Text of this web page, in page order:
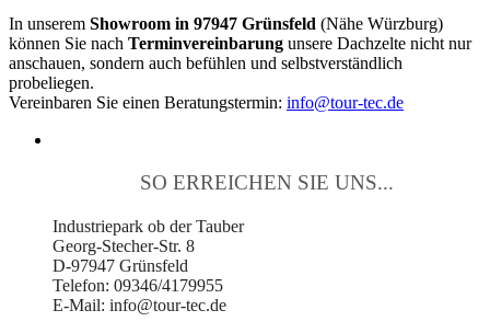
In unserem Showroom in 97947 Grünsfeld (Nähe Würzburg)
können Sie nach Terminvereinbarung unsere Dachzelte nicht nur
anschauen, sondern auch befühlen und selbstverständlich
probeliegen.
Vereinbaren Sie einen Beratungstermin: info@tour-tec.de
SO ERREICHEN SIE UNS...
Industriepark ob der Tauber
Georg-Stecher-Str. 8
D-97947 Grünsfeld
Telefon: 09346/4179955
E-Mail: info@tour-tec.de